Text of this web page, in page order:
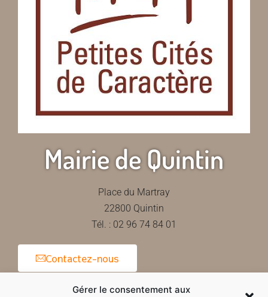
Gérer le consentement aux
Mairie de Quintin
Place du Martray
22800 Quintin
Tél. : 02 96 74 84 01
Contactez-nous